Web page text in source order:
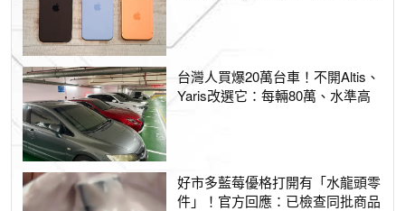
台灣人買爆20萬台車！不開Altis、
Yaris改選它：每輛80萬、水準高
好市多藍莓優格打開有「水龍頭零
件」！官方回應：已檢查同批商品